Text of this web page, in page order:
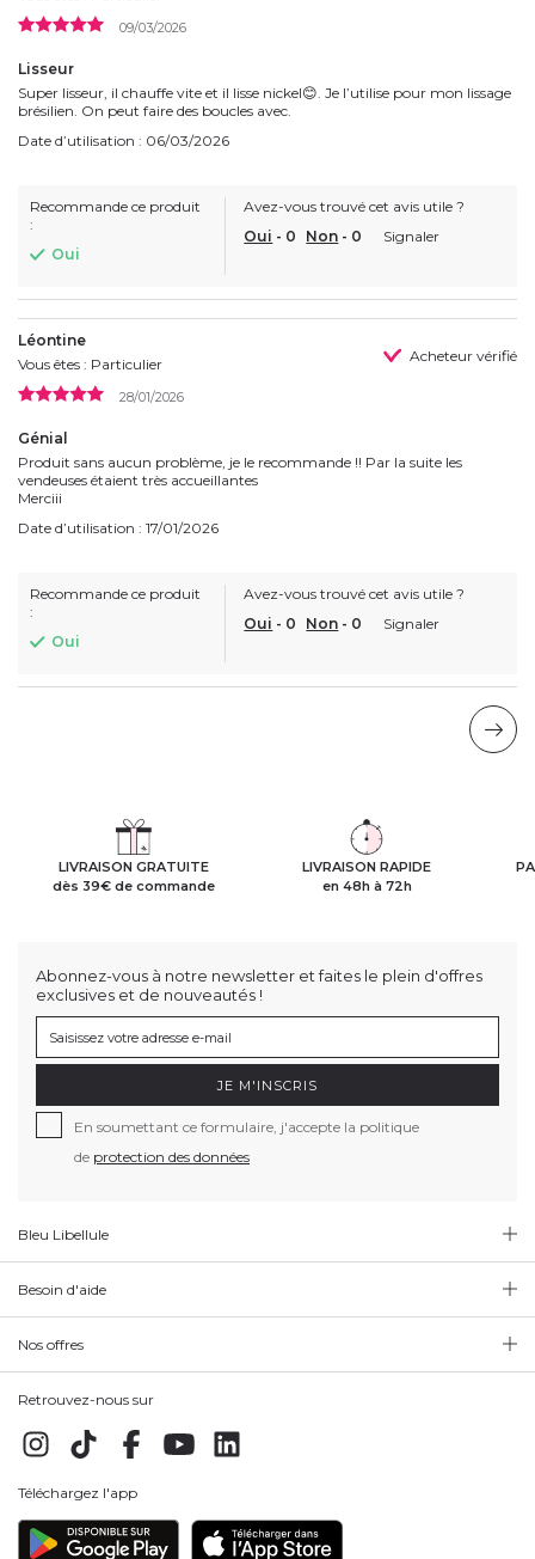
09/03/2026
Lisseur
Super lisseur, il chauffe vite et il lisse nickel😊. Je l’utilise pour mon lissage
brésilien. On peut faire des boucles avec.
Date d’utilisation : 06/03/2026
Recommande ce produit
:
Oui
Avez-vous trouvé cet avis utile ?
Oui - 0 Non - 0 Signaler
Léontine
Vous êtes : Particulier
Acheteur vérifié
28/01/2026
Génial
Produit sans aucun problème, je le recommande !! Par la suite les
vendeuses étaient très accueillantes
Merciii
Date d’utilisation : 17/01/2026
Recommande ce produit
:
Oui
Avez-vous trouvé cet avis utile ?
Oui - 0 Non - 0 Signaler
LIVRAISON GRATUITE
dès 39€ de commande
LIVRAISON RAPIDE
en 48h à 72h
Abonnez-vous à notre newsletter et faites le plein d'offres
exclusives et de nouveautés !
JE M'INSCRIS
En soumettant ce formulaire, j'accepte la politique
de protection des données
Bleu Libellule
Besoin d'aide
Nos offres
Retrouvez-nous sur
Téléchargez l'app